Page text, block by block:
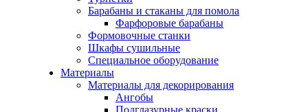
Барабаны и стаканы для помола
Фарфоровые барабаны
Формовочные станки
Шкафы сушильные
Специальное оборудование
Материалы
Материалы для декорирования
Ангобы
Подглазурные краски